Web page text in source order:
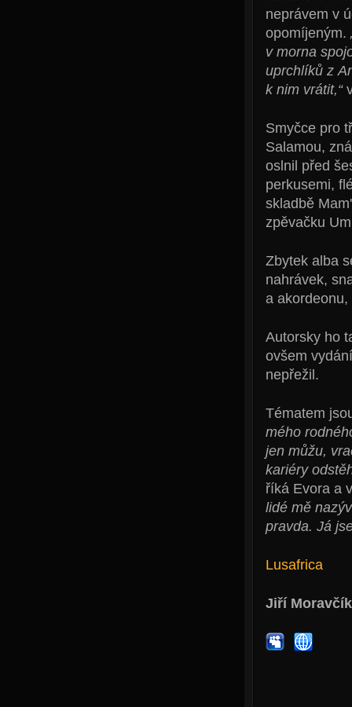
neprávem v
opomíjeným.
v morna
uprchlíků z
k nim vrátit,“
Smyčce pro
Salamou,
oslnil před
perkusemi,
skladbě
zpěvačku
Zbytek alba
nahrávek,
a
Autorsky ho
ovšem
nepřežil.
Tématem
mého
jen můžu,
kariéry
říká Evora a
lidé mě
pravda. Já
Lusafrica
Jiří Moravčík